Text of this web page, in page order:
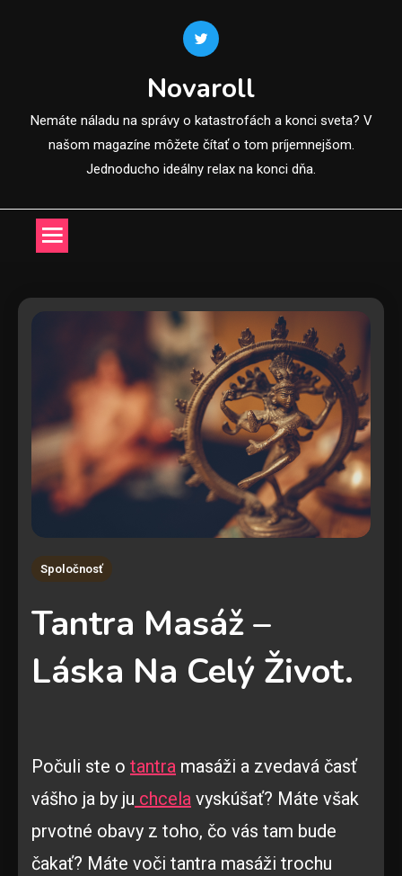
Novaroll
Nemáte náladu na správy o katastrofách a konci sveta? V
našom magazíne môžete čítať o tom príjemnejšom.
Jednoducho ideálny relax na konci dňa.
Spoločnosť
Tantra Masáž –
Láska Na Celý Život.
Počuli ste o tantra masáži a zvedavá časť
vášho ja by ju chcela vyskúšať? Máte však
prvotné obavy z toho, čo vás tam bude
čakať? Máte voči tantra masáži trochu